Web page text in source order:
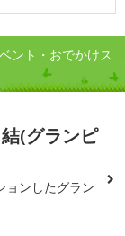
ント・おでかけス
(グランピ
ョンしたグラン